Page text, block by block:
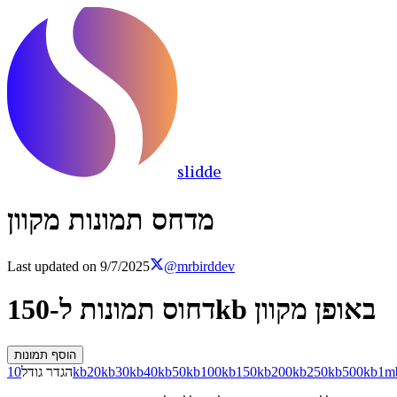
slidde
מדחס תמונות מקוון
Last updated on 9/7/2025 @mrbirddev
דחוס תמונות ל-150kb באופן מקוון
הוסף תמונות
הגדר גודל10kb20kb30kb40kb50kb100kb150kb200kb250kb500kb